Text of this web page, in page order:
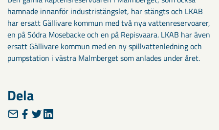
hamnade innanför industristängslet, har stängts och LKAB
har ersatt Gällivare kommun med två nya vattenreservoarer,
en på Södra Mosebacke och en på Repisvaara. LKAB har även
ersatt Gällivare kommun med en ny spillvattenledning och
pumpstation i västra Malmberget som anlades under året.
Dela